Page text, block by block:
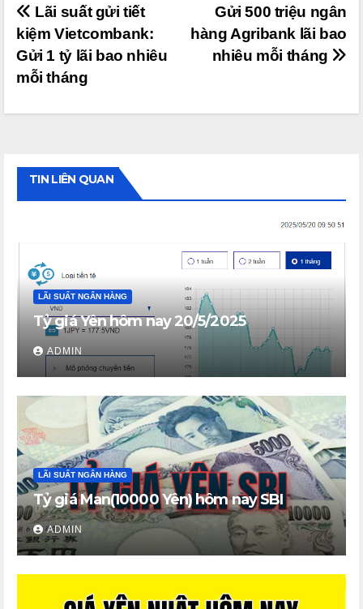
Điều
hướng
bài
viết
Gửi 500 triệu ngân
hàng Agribank lãi bao
nhiêu mỗi tháng
Lãi suất gửi tiết
kiệm Vietcombank:
Gửi 1 tỷ lãi bao nhiêu
mỗi tháng
TIN LIÊN QUAN
LÃI SUẤT NGÂN HÀNG
Tỷ giá Yên hôm nay 20/5/2025
ADMIN
LÃI SUẤT NGÂN HÀNG
Tỷ giá Man(10000 Yên) hôm nay SBI
ADMIN